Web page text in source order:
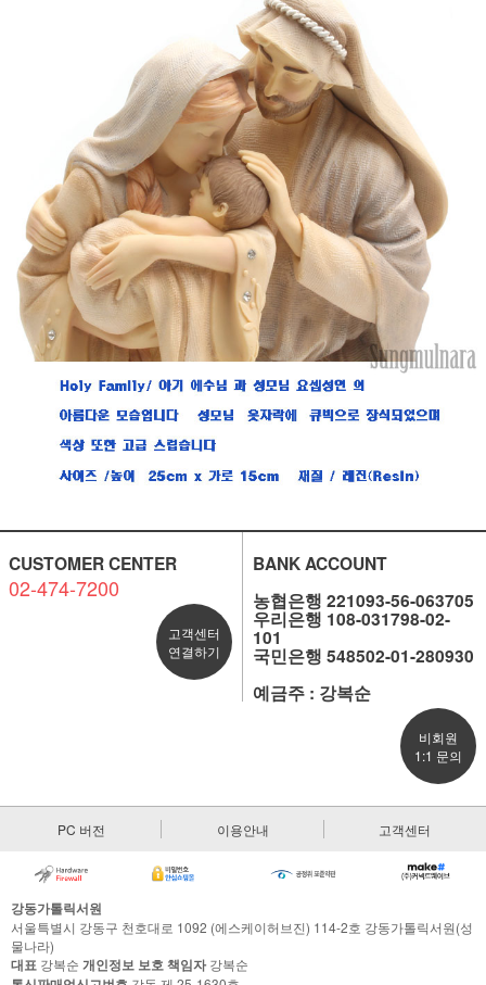
CUSTOMER CENTER
02-474-7200
고객센터
연결하기
BANK ACCOUNT
농협은행 221093-56-063705
우리은행 108-031798-02-
101
국민은행 548502-01-280930
예금주 : 강복순
비회원
1:1 문의
PC 버전 이용안내 고객센터
강동가톨릭서원
서울특별시 강동구 천호대로 1092 (에스케이허브진) 114-2호 강동가톨릭서원(성
물나라)
대표 강복순 개인정보 보호 책임자강복순